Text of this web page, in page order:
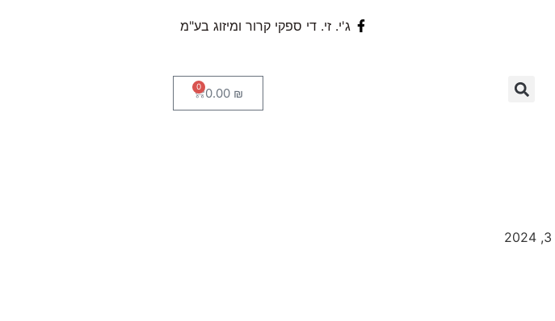
ג'י. זי. די ספקי קרור ומיזוג בע"מ
0.00 ₪
0